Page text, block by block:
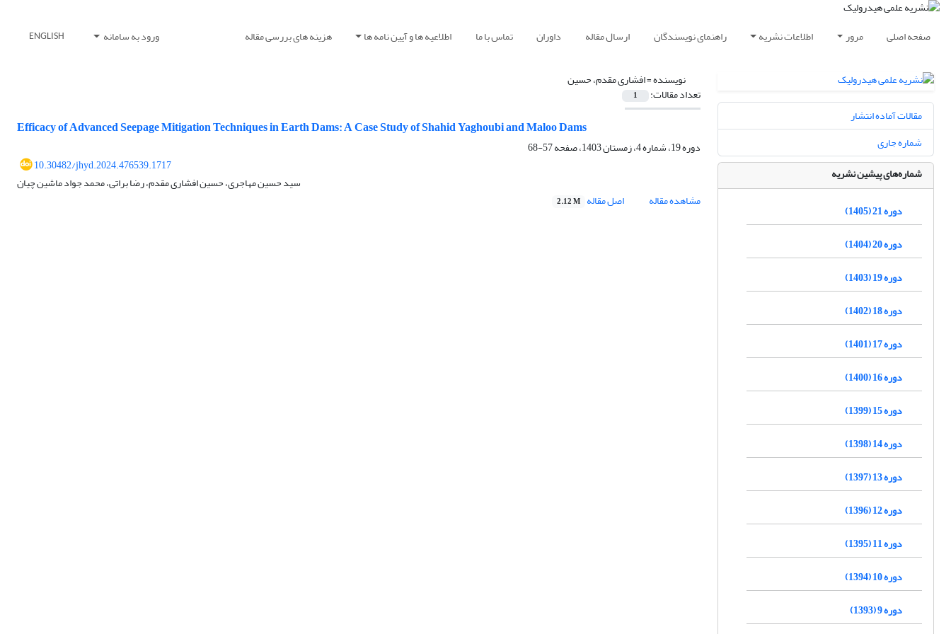
صفحه اصلی مرور اطلاعات نشریه راهنمای نویسندگان ارسال مقاله داوران تماس با ما اطلاعیه ها و آیین نامه ها هزینه های بررسی مقاله ورود به سامانه ENGLISH
نویسنده =افشاری مقدم، حسین
تعداد مقالات: 1
Efficacy of Advanced Seepage Mitigation Techniques in Earth Dams: A Case Study of Shahid Yaghoubi and Maloo Dams
دوره 19، شماره 4، زمستان 1403، صفحه
57-68
10.30482/jhyd.2024.476539.1717
سید حسین مهاجری، حسین افشاری مقدم، رضا براتی، محمد جواد ماشین چیان
مشاهده مقاله
اصل مقاله 2.12 M
مقالات آماده انتشار
شماره جاری
شماره‌های پیشین نشریه
دوره 21 (1405)
دوره 20 (1404)
دوره 19 (1403)
دوره 18 (1402)
دوره 17 (1401)
دوره 16 (1400)
دوره 15 (1399)
دوره 14 (1398)
دوره 13 (1397)
دوره 12 (1396)
دوره 11 (1395)
دوره 10 (1394)
دوره 9 (1393)